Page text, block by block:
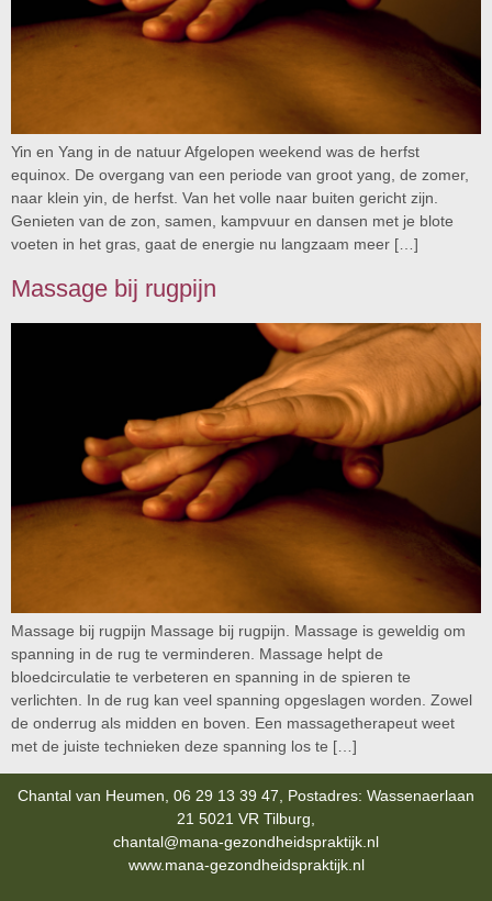
Yin en Yang in de natuur Afgelopen weekend was de herfst
equinox. De overgang van een periode van groot yang, de zomer,
naar klein yin, de herfst. Van het volle naar buiten gericht zijn.
Genieten van de zon, samen, kampvuur en dansen met je blote
voeten in het gras, gaat de energie nu langzaam meer […]
Massage bij rugpijn
Massage bij rugpijn Massage bij rugpijn. Massage is geweldig om
spanning in de rug te verminderen. Massage helpt de
bloedcirculatie te verbeteren en spanning in de spieren te
verlichten. In de rug kan veel spanning opgeslagen worden. Zowel
de onderrug als midden en boven. Een massagetherapeut weet
met de juiste technieken deze spanning los te […]
Chantal van Heumen, 06 29 13 39 47, Postadres: Wassenaerlaan
21 5021 VR Tilburg,
chantal@mana-gezondheidspraktijk.nl
www.mana-gezondheidspraktijk.nl